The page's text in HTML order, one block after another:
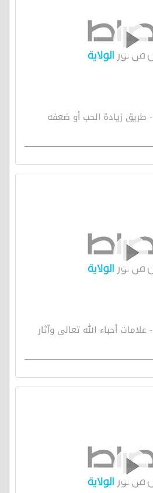
مصباح الهداية 282 - طريق زيادة الحب أو ضعفه
مصباح الهداية 281 - علامات أحباء الله تعالى وآثار